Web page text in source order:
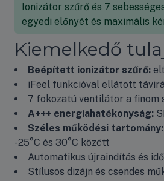
Ionizátor szűrő és 7
egyedi előnyét és maximális
Kiemelkedő
Beépített ionizátor szűrő:
iFeel funkcióval ellátott
7 fokozatú ventilátor a finom
A+++ energiahatékonyság:
Széles működési tartomány:
-25°C és 30°C között
Automatikus újraindítás és
Stílusos dizájn és csendes